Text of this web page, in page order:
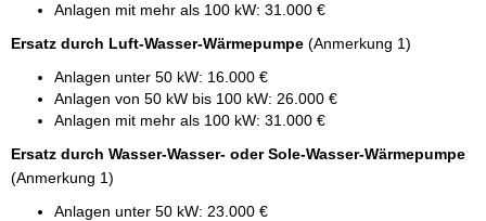
Anlagen mit mehr als 100 kW: 31.000 €
Ersatz durch Luft-Wasser-Wärmepumpe (Anmerkung 1)
Anlagen unter 50 kW: 16.000 €
Anlagen von 50 kW bis 100 kW: 26.000 €
Anlagen mit mehr als 100 kW: 31.000 €
Ersatz durch Wasser-Wasser- oder Sole-Wasser-Wärmepumpe
(Anmerkung 1)
Anlagen unter 50 kW: 23.000 €